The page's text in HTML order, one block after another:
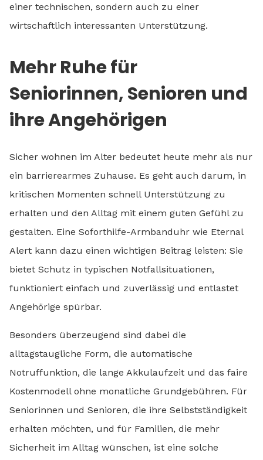
einer technischen, sondern auch zu einer
wirtschaftlich interessanten Unterstützung.
Mehr Ruhe für
Seniorinnen, Senioren und
ihre Angehörigen
Sicher wohnen im Alter bedeutet heute mehr als nur
ein barrierearmes Zuhause. Es geht auch darum, in
kritischen Momenten schnell Unterstützung zu
erhalten und den Alltag mit einem guten Gefühl zu
gestalten. Eine Soforthilfe-Armbanduhr wie Eternal
Alert kann dazu einen wichtigen Beitrag leisten: Sie
bietet Schutz in typischen Notfallsituationen,
funktioniert einfach und zuverlässig und entlastet
Angehörige spürbar.
Besonders überzeugend sind dabei die
alltagstaugliche Form, die automatische
Notruffunktion, die lange Akkulaufzeit und das faire
Kostenmodell ohne monatliche Grundgebühren. Für
Seniorinnen und Senioren, die ihre Selbstständigkeit
erhalten möchten, und für Familien, die mehr
Sicherheit im Alltag wünschen, ist eine solche